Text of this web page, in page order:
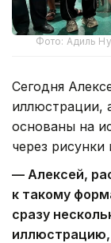
Фото: Адиль
Сегодня
иллюстрации,
основаны на
через
— Алексей,
к такому
сразу